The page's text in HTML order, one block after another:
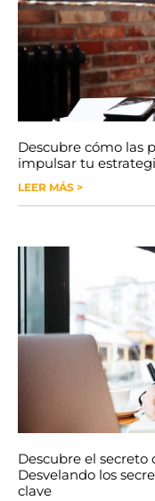
Descubre cómo las
impulsar tu
LEER MÁS >
Descubre el secreto
Desvelando los
clave